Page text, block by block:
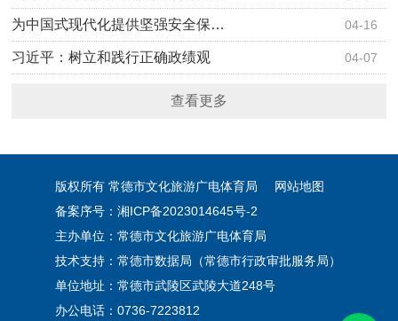
04-16
为中国式现代化提供坚强安全保…
04-07
习近平：树立和践行正确政绩观
查看更多
版权所有 常德市文化旅游广电体育局
网站地图
备案序号：湘ICP备2023014645号-2
主办单位：常德市文化旅游广电体育局
技术支持：常德市数据局（常德市行政审批服务局）
单位地址：常德市武陵区武陵大道248号
办公电话：0736-7223812